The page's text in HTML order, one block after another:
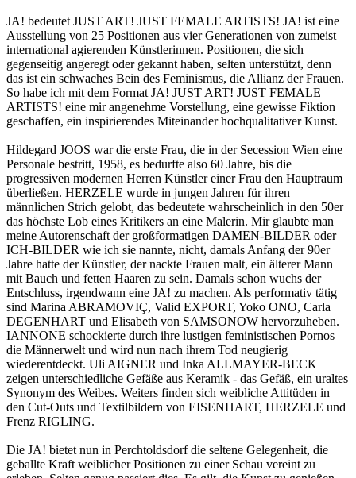
JA! bedeutet JUST ART! JUST FEMALE ARTISTS! JA! ist eine
Ausstellung von 25 Positionen aus vier Generationen von zumeist
international agierenden Künstlerinnen. Positionen, die sich
gegenseitig angeregt oder gekannt haben, selten unterstützt, denn
das ist ein schwaches Bein des Feminismus, die Allianz der Frauen.
So habe ich mit dem Format JA! JUST ART! JUST FEMALE
ARTISTS! eine mir angenehme Vorstellung, eine gewisse Fiktion
geschaffen, ein inspirierendes Miteinander hochqualitativer Kunst.
Hildegard JOOS war die erste Frau, die in der Secession Wien eine
Personale bestritt, 1958, es bedurfte also 60 Jahre, bis die
progressiven modernen Herren Künstler einer Frau den Hauptraum
überließen. HERZELE wurde in jungen Jahren für ihren
männlichen Strich gelobt, das bedeutete wahrscheinlich in den 50er
das höchste Lob eines Kritikers an eine Malerin. Mir glaubte man
meine Autorenschaft der großformatigen DAMEN-BILDER oder
ICH-BILDER wie ich sie nannte, nicht, damals Anfang der 90er
Jahre hatte der Künstler, der nackte Frauen malt, ein älterer Mann
mit Bauch und fetten Haaren zu sein. Damals schon wuchs der
Entschluss, irgendwann eine JA! zu machen. Als performativ tätig
sind Marina ABRAMOVIÇ, Valid EXPORT, Yoko ONO, Carla
DEGENHART und Elisabeth von SAMSONOW hervorzuheben.
IANNONE schockierte durch ihre lustigen feministischen Pornos
die Männerwelt und wird nun nach ihrem Tod neugierig
wiederentdeckt. Uli AIGNER und Inka ALLMAYER-BECK
zeigen unterschiedliche Gefäße aus Keramik - das Gefäß, ein uraltes
Synonym des Weibes. Weiters finden sich weibliche Attitüden in
den Cut-Outs und Textilbildern von EISENHART, HERZELE und
Frenz RIGLING.
Die JA! bietet nun in Perchtoldsdorf die seltene Gelegenheit, die
geballte Kraft weiblicher Positionen zu einer Schau vereint zu